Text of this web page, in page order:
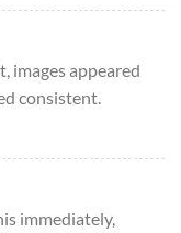
images appeared
consistent.
immediately,